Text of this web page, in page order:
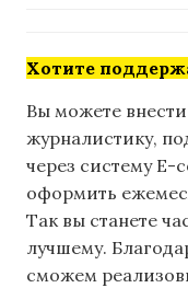
Хотите
Вы можете
журналистику,
через систему E-
оформить
Так вы станете
лучшему.
сможем